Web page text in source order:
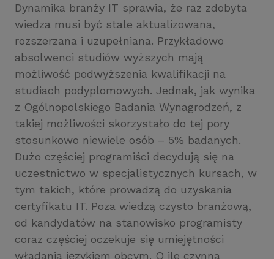
Dynamika branży IT sprawia, że raz zdobyta
wiedza musi być stale aktualizowana,
rozszerzana i uzupełniana. Przykładowo
absolwenci studiów wyższych mają
możliwość podwyższenia kwalifikacji na
studiach podyplomowych. Jednak, jak wynika
z Ogólnopolskiego Badania Wynagrodzeń, z
takiej możliwości skorzystało do tej pory
stosunkowo niewiele osób – 5% badanych.
Dużo częściej programiści decydują się na
uczestnictwo w specjalistycznych kursach, w
tym takich, które prowadzą do uzyskania
certyfikatu IT. Poza wiedzą czysto branżową,
od kandydatów na stanowisko programisty
coraz częściej oczekuje się umiejętności
władania językiem obcym. O ile czynna